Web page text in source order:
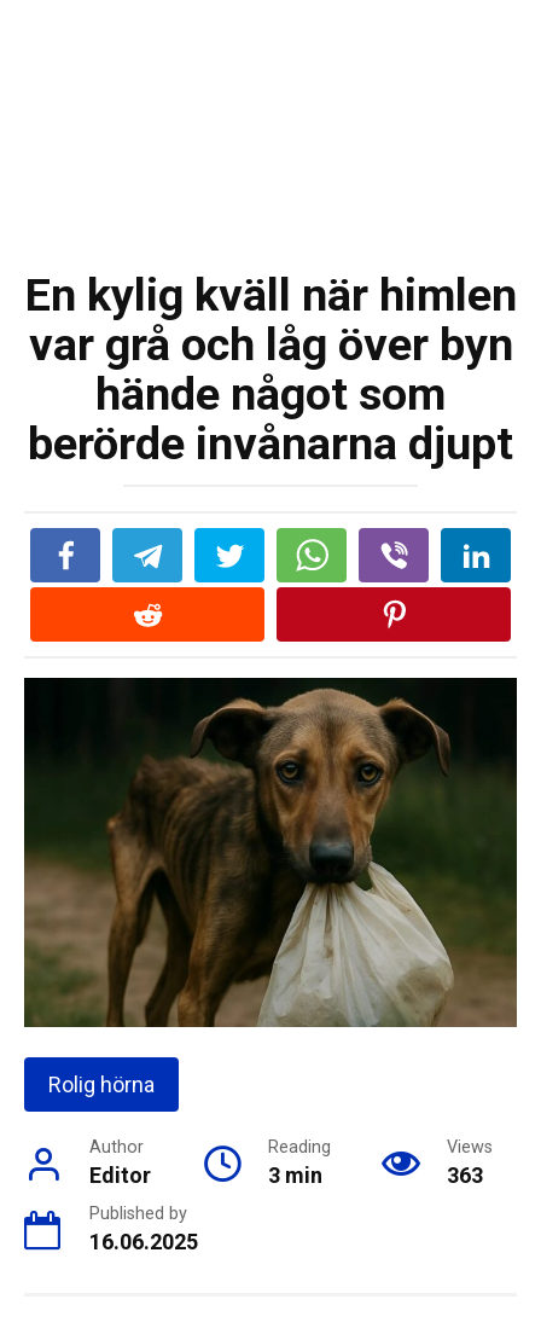
En kylig kväll när himlen
var grå och låg över byn
hände något som
berörde invånarna djupt
Rolig hörna
Author
Editor
Reading
3 min
Views
363
Published by
16.06.2025